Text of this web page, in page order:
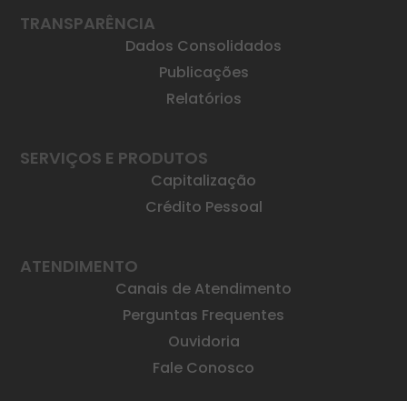
TRANSPARÊNCIA
Dados Consolidados
Publicações
Relatórios
SERVIÇOS E PRODUTOS
Capitalização
Crédito Pessoal
ATENDIMENTO
Canais de Atendimento
Perguntas Frequentes
Ouvidoria
Fale Conosco